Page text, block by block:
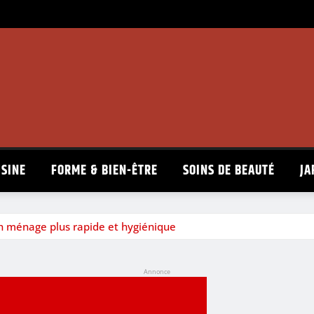
FORME & BIEN-ÊTRE SOINS DE BEAUTÉ
ménage plus rapide et hygiénique
Annonce